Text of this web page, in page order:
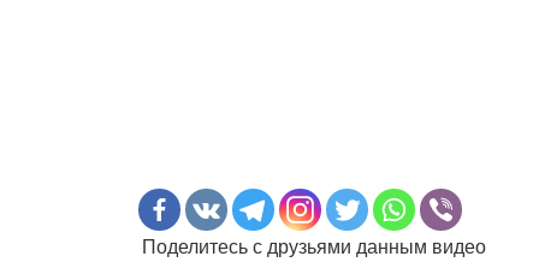
Поделитесь с друзьями данным видео